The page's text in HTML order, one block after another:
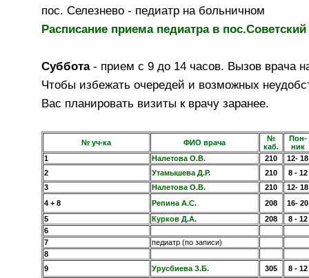
пос. Селезнево - педиатр на больничном
Расписание приема педиатра в
Суббота- прием с 9 до 14 часов. Вызов врача
Чтобы избежать очередей и возможных
Вас планировать визиты к врачу заранее.
№ уч-ка ФИО врача
№
каб.
Пон-
ник
1
Налетова О.В. 210
12- 18
2
Утамышева Д.Р. 210
8 - 12
3
Налетова О.В. 210
12- 18
4 + 8
Репина А.С. 208
16- 20
5
Курков Д.А. 208
8 - 12
6
7
педиатр (по записи)
8
9
Урусбиева З.Б. 305
8 - 12